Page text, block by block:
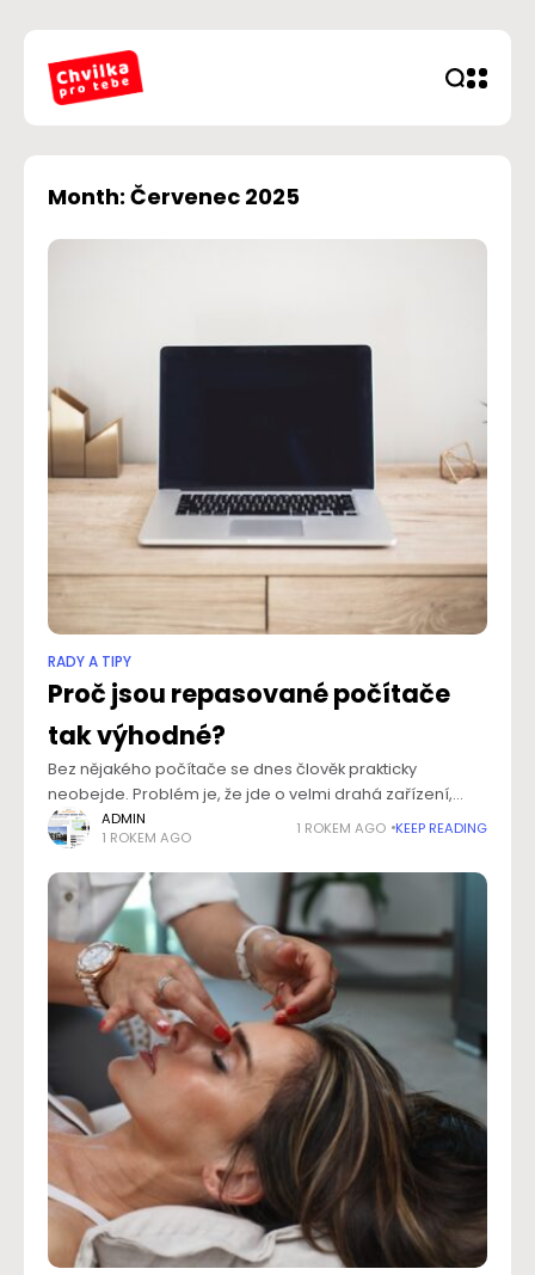
Month: Červenec 2025
RADY A TIPY
Proč jsou repasované počítače
tak výhodné?
Bez nějakého počítače se dnes člověk prakticky
neobejde. Problém je, že jde o velmi drahá zařízení,
která často stojí i desítky tisíc korun. Takové počítače si
však pořizují primárně náruživí
ADMIN
1 ROKEM AGO
1 ROKEM AGO KEEP READING